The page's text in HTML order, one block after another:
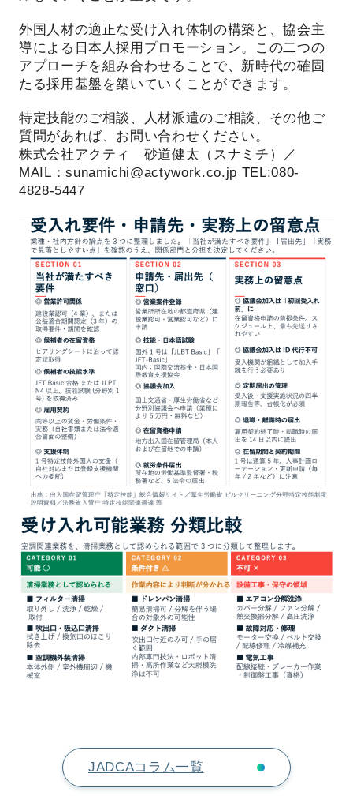
外国人材の適正な受け入れ体制の構築と、協会主
導による日本人採用プロモーション。この二つの
アプローチを組み合わせることで、新時代の確固
たる採用基盤を築いていくことができます。
特定技能のご相談、人材派遣のご相談、その他ご
質問があれば、お問い合わせください。
株式会社アクティ 砂道健太（スナミチ）／
MAIL：sunamichi@actywork.co.jp TEL:080-
4828-5447
JADCAコラム一覧